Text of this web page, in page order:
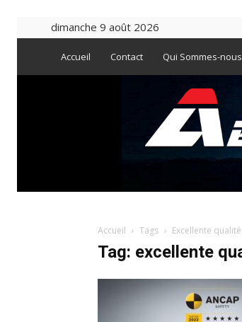
dimanche 9 août 2026
Accueil Contact Qui Sommes-
Accueil Tags Excellente
Tag: excellente